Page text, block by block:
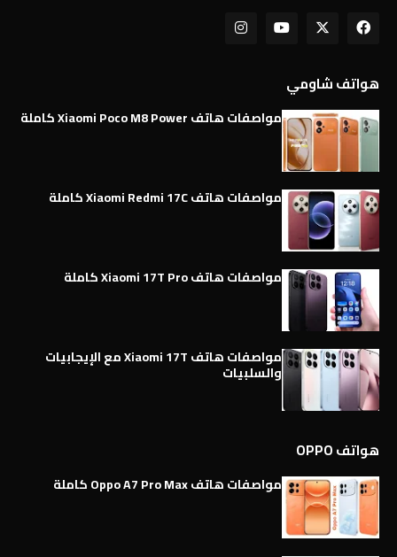
هواتف شاومي
مواصفات هاتف Xiaomi Poco M8 Power كاملة
مواصفات هاتف Xiaomi Redmi 17C كاملة
مواصفات هاتف Xiaomi 17T Pro كاملة
مواصفات هاتف Xiaomi 17T مع الإيجابيات
والسلبيات
هواتف OPPO
مواصفات هاتف Oppo A7 Pro Max كاملة